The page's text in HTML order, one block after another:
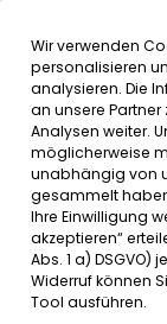
JAHR WÄHLEN
MONAT WÄHLEN
Wir verwenden
personalisieren
analysieren. Die
an unsere
Analysen weiter.
möglicherweise
unabhängig von
gesammelt
Ihre Einwilligung
akzeptieren“
Abs. 1 a) DSGVO)
Widerruf können
Tool ausführen.